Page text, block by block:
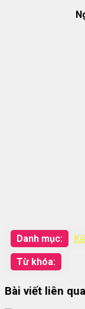
Danh mục:
Từ khóa:
Bài viết liên